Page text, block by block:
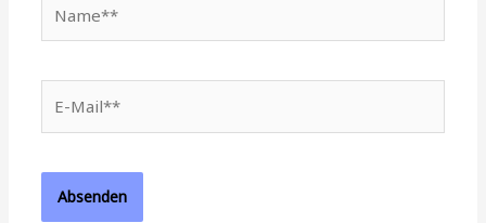
Mail**